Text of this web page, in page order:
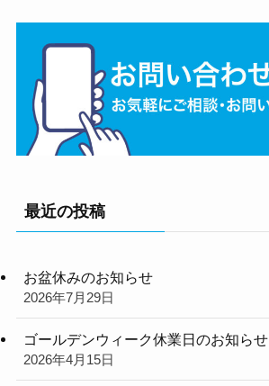
最近の投稿
お盆休みのお知らせ
2026年7月29日
ゴールデンウィーク休業日のお知らせ
2026年4月15日